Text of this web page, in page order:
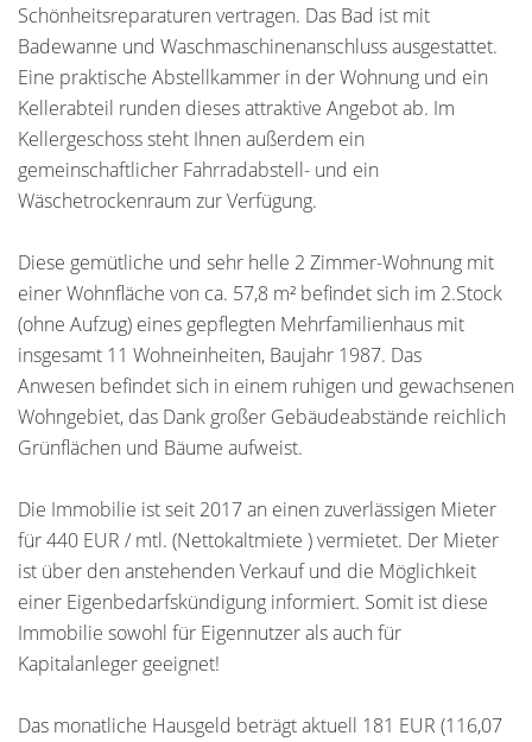
Schönheitsreparaturen vertragen. Das Bad ist mit
Badewanne und Waschmaschinenanschluss ausgestattet.
Eine praktische Abstellkammer in der Wohnung und ein
Kellerabteil runden dieses attraktive Angebot ab. Im
Kellergeschoss steht Ihnen außerdem ein
gemeinschaftlicher Fahrradabstell- und ein
Wäschetrockenraum zur Verfügung.
Diese gemütliche und sehr helle 2 Zimmer-Wohnung mit
einer Wohnfläche von ca. 57,8 m² befindet sich im 2.Stock
(ohne Aufzug) eines gepflegten Mehrfamilienhaus mit
insgesamt 11 Wohneinheiten, Baujahr 1987. Das
Anwesen befindet sich in einem ruhigen und gewachsenen
Wohngebiet, das Dank großer Gebäudeabstände reichlich
Grünflächen und Bäume aufweist.
Die Immobilie ist seit 2017 an einen zuverlässigen Mieter
für 440 EUR / mtl. (Nettokaltmiete ) vermietet. Der Mieter
ist über den anstehenden Verkauf und die Möglichkeit
einer Eigenbedarfskündigung informiert. Somit ist diese
Immobilie sowohl für Eigennutzer als auch für
Kapitalanleger geeignet!
Das monatliche Hausgeld beträgt aktuell 181 EUR (116,07